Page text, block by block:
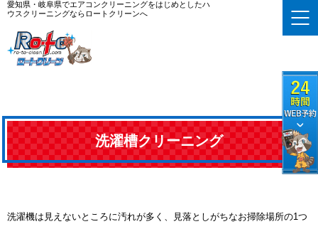
愛知県・岐阜県でエアコンクリーニングをはじめとしたハ
ウスクリーニングならロートクリーンへ
洗濯槽クリーニング
洗濯機は見えないところに汚れが多く、見落としがちなお掃除場所の1つ